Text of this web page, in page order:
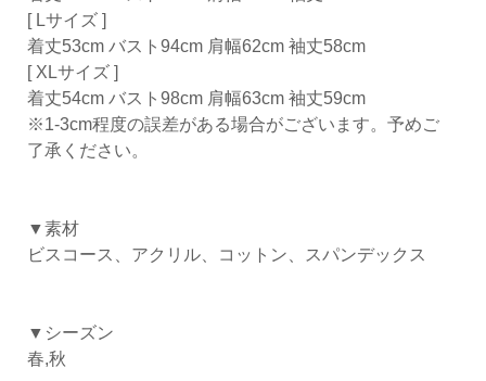
[ Lサイズ ]
着丈53cm バスト94cm 肩幅62cm 袖丈58cm
[ XLサイズ ]
着丈54cm バスト98cm 肩幅63cm 袖丈59cm
※1-3cm程度の誤差がある場合がございます。予めご
了承ください。
▼素材
ビスコース、アクリル、コットン、スパンデックス
▼シーズン
春,秋